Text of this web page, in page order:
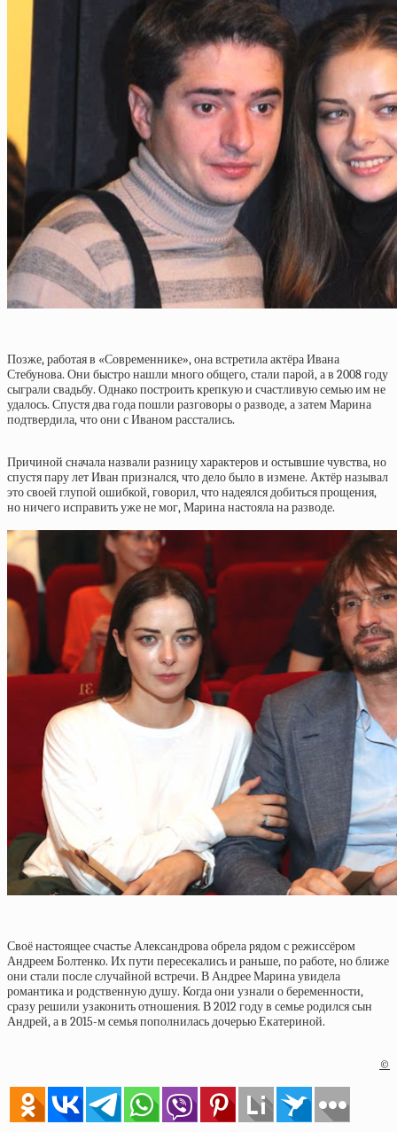
Позже, работая в «Современнике», она встретила актёра Ивана
Стебунова. Они быстро нашли много общего, стали парой, а в 2008 году
сыграли свадьбу. Однако построить крепкую и счастливую семью им не
удалось. Спустя два года пошли разговоры о разводе, а затем Марина
подтвердила, что они с Иваном расстались.
Причиной сначала назвали разницу характеров и остывшие чувства, но
спустя пару лет Иван признался, что дело было в измене. Актёр называл
это своей глупой ошибкой, говорил, что надеялся добиться прощения,
но ничего исправить уже не мог, Марина настояла на разводе.
Своё настоящее счастье Александрова обрела рядом с режиссёром
Андреем Болтенко. Их пути пересекались и раньше, по работе, но ближе
они стали после случайной встречи. В Андрее Марина увидела
романтика и родственную душу. Когда они узнали о беременности,
сразу решили узаконить отношения. В 2012 году в семье родился сын
Андрей, а в 2015-м семья пополнилась дочерью Екатериной.
©